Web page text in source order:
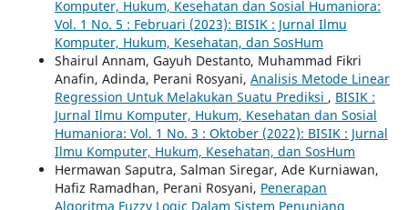
Komputer, Hukum, Kesehatan dan Sosial Humaniora:
Vol. 1 No. 5 : Februari (2023): BISIK : Jurnal Ilmu
Komputer, Hukum, Kesehatan, dan SosHum
Shairul Annam, Gayuh Destanto, Muhammad Fikri
Anafin, Adinda, Perani Rosyani, Analisis Metode Linear
Regression Untuk Melakukan Suatu Prediksi , BISIK :
Jurnal Ilmu Komputer, Hukum, Kesehatan dan Sosial
Humaniora: Vol. 1 No. 3 : Oktober (2022): BISIK : Jurnal
Ilmu Komputer, Hukum, Kesehatan, dan SosHum
Hermawan Saputra, Salman Siregar, Ade Kurniawan,
Hafiz Ramadhan, Perani Rosyani, Penerapan
Algoritma Fuzzy Logic Dalam Sistem Penunjang